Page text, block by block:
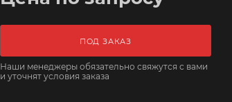
ПОД ЗАКАЗ
Наши менеджеры обязательно свяжутся с вами
и уточнят условия заказа